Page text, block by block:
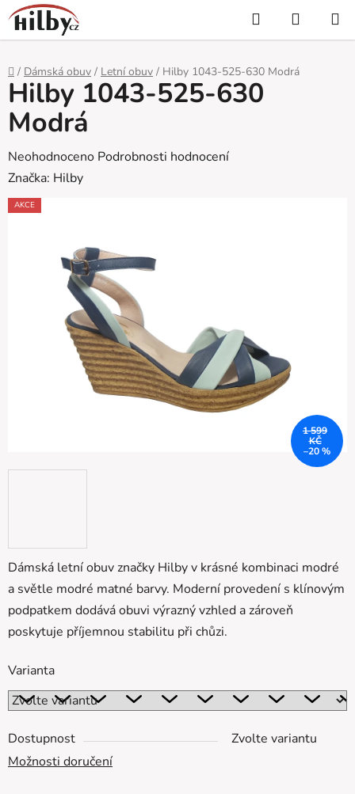
Přejít
na
obsah
Hledat
KOŠÍK
Domů
/ Dámská obuv / Letní obuv / Hilby 1043-525-630 Modrá
Dámská letní obuv značky Hilby v krásné kombinaci modré
a světle modré matné barvy. Moderní provedení s klínovým
podpatkem dodává obuvi výrazný vzhled a zároveň
poskytuje příjemnou stabilitu při chůzi.
Varianta
Dostupnost
Zvolte variantu
Možnosti doručení
Hilby 1043-525-630
Modrá
Průměrné
hodnocení
produktu
Neohodnoceno Podrobnosti hodnocení
Značka: Hilby
AKCE
1 599
KČ
–20 %